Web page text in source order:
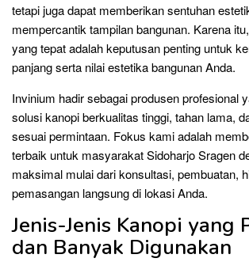
tetapi juga dapat memberikan sentuhan
mempercantik tampilan bangunan. Karena
yang tepat adalah keputusan penting untuk
panjang serta nilai estetika bangunan Anda.
Invinium hadir sebagai produsen profesional
solusi kanopi berkualitas tinggi, tahan lama,
sesuai permintaan. Fokus kami adalah
terbaik untuk masyarakat Sidoharjo Sragen
maksimal mulai dari konsultasi, pembuatan,
pemasangan langsung di lokasi Anda.
Jenis-Jenis Kanopi yang
dan Banyak Digunakan